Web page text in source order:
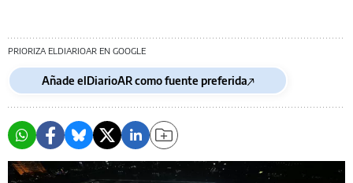
PRIORIZA ELDIARIOAR EN GOOGLE
Añade elDiarioAR como fuente preferida